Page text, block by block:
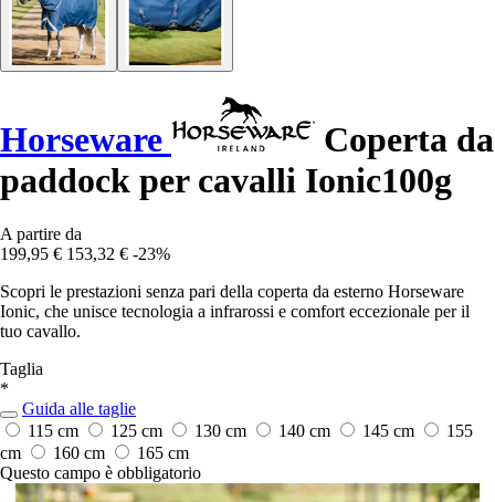
Horseware
Coperta da
paddock per cavalli Ionic100g
A partire da
199,95 € 153,32 € -23%
Scopri le prestazioni senza pari della coperta da esterno Horseware
Ionic, che unisce tecnologia a infrarossi e comfort eccezionale per il
tuo cavallo.
Taglia
*
Guida alle taglie
115 cm
125 cm 130 cm 140 cm 145 cm
155
cm
160 cm
165 cm
Questo campo è obbligatorio